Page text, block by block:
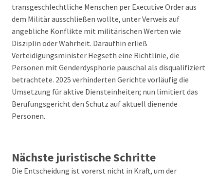
transgeschlechtliche Menschen per Executive Order aus
dem Militär ausschließen wollte, unter Verweis auf
angebliche Konflikte mit militärischen Werten wie
Disziplin oder Wahrheit. Daraufhin erließ
Verteidigungsminister Hegseth eine Richtlinie, die
Personen mit Genderdysphorie pauschal als disqualifiziert
betrachtete. 2025 verhinderten Gerichte vorläufig die
Umsetzung für aktive Diensteinheiten; nun limitiert das
Berufungsgericht den Schutz auf aktuell dienende
Personen.
Nächste juristische Schritte
Die Entscheidung ist vorerst nicht in Kraft, um der